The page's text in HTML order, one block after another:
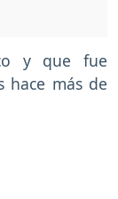
y que fue
hace más de